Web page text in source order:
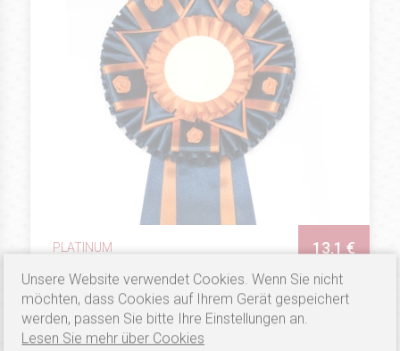
PLATINUM 13.1 €
Verfügbarkeit: hoch
SEHEN
Unsere Website verwendet Cookies. Wenn Sie nicht
möchten, dass Cookies auf Ihrem Gerät gespeichert
werden, passen Sie bitte Ihre Einstellungen an.
Lesen Sie mehr über Cookies